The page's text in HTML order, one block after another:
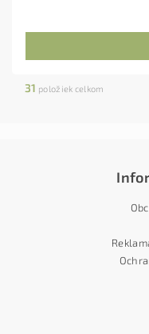
31 položiek celkom